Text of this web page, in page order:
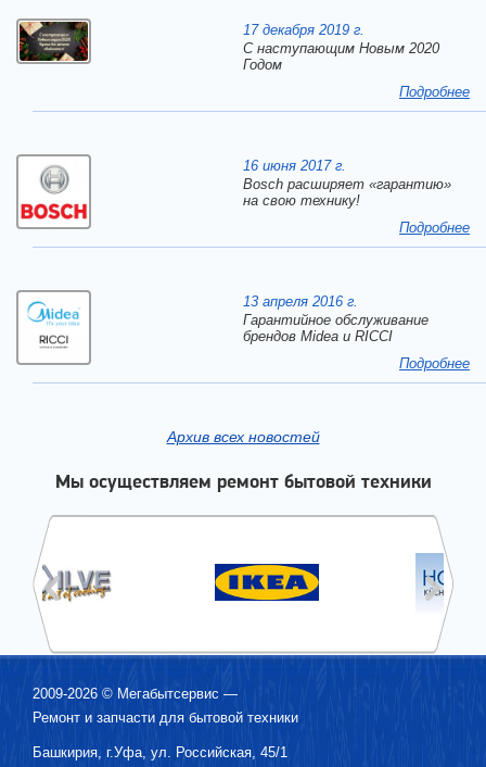
17 декабря 2019 г.
C наступающим Новым 2020
Годом
Подробнее
16 июня 2017 г.
Bosch расширяет «гарантию»
на свою технику!
Подробнее
13 апреля 2016 г.
Гарантийное обслуживание
брендов Midea и RICCI
Подробнее
Архив всех новостей
Мы осуществляем ремонт бытовой техники
2009-2026 © Мегабытсервис —
Ремонт и запчасти для бытовой техники
Башкирия, г.Уфа, ул. Российская, 45/1